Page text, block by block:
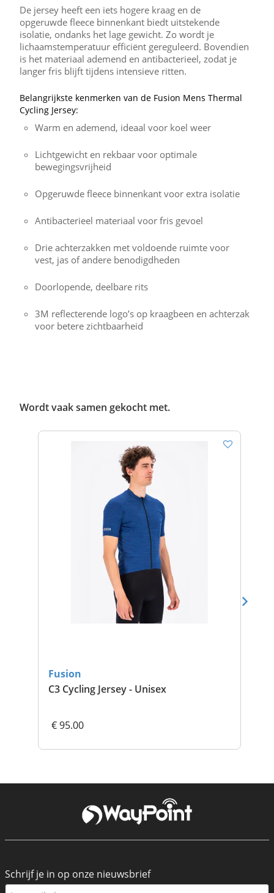
De jersey heeft een iets hogere kraag en de
opgeruwde fleece binnenkant biedt uitstekende
isolatie, ondanks het lage gewicht. Zo wordt je
lichaamstemperatuur efficiënt gereguleerd. Bovendien
is het materiaal ademend en antibacterieel, zodat je
langer fris blijft tijdens intensieve ritten.
Belangrijkste kenmerken van de Fusion Mens Thermal
Cycling Jersey:
Warm en ademend, ideaal voor koel weer
Lichtgewicht en rekbaar voor optimale
bewegingsvrijheid
Opgeruwde fleece binnenkant voor extra isolatie
Antibacterieel materiaal voor fris gevoel
Drie achterzakken met voldoende ruimte voor
vest, jas of andere benodigdheden
Doorlopende, deelbare rits
3M reflecterende logo’s op kraagbeen en achterzak
voor betere zichtbaarheid
Wordt vaak samen gekocht met.
Fusion
C3 Cycling Jersey - Unisex
€ 95.00
Schrijf je in op onze nieuwsbrief